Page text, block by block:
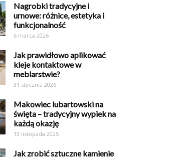
Nagrobki tradycyjne i
urnowe: różnice, estetyka i
funkcjonalność
6 marca 2026
Jak prawidłowo aplikować
kleje kontaktowe w
meblarstwie?
31 stycznia 2026
Makowiec lubartowski na
święta – tradycyjny wypiek na
każdą okazję
13 listopada 2025
Jak zrobić sztuczne kamienie